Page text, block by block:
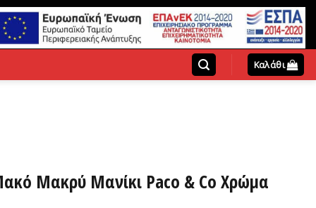
Καλάθι
Μακρύ Μανίκι Paco & Co Χρώμα